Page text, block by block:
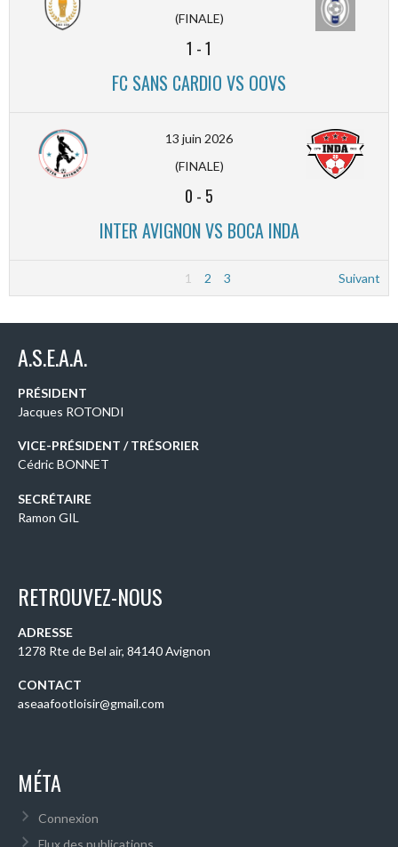
(FINALE)
1 -1
FC SANS CARDIO VS OOVS
13 juin 2026
(FINALE)
0 - 5
INTER AVIGNON VS BOCA INDA
1 2 3 Suivant
A.S.E.A.A.
PRÉSIDENT
Jacques ROTONDI
VICE-PRÉSIDENT / TRÉSORIER
Cédric BONNET
SECRÉTAIRE
Ramon GIL
RETROUVEZ-NOUS
ADRESSE
1278 Rte de Bel air, 84140 Avignon
CONTACT
aseaafootloisir@gmail.com
MÉTA
Connexion